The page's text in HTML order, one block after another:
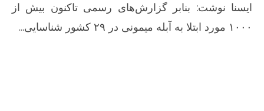
ایسنا نوشت: بنابر گزارش‌های رسمی تاکنون بیش از
۱۰۰۰ مورد ابتلا به آبله میمونی در ۲۹ کشور شناسایی…